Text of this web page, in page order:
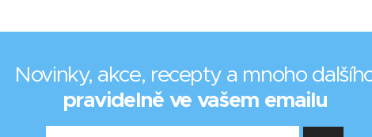
Novinky, akce, recepty a mnoho
pravidelně ve vašem emailu